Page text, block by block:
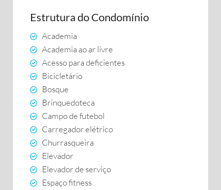
Estrutura do Condomínio
Academia
Academia ao ar livre
Acesso para deficientes
Bicicletário
Bosque
Brinquedoteca
Campo de futebol
Carregador elétrico
Churrasqueira
Elevador
Elevador de serviço
Espaço fitness